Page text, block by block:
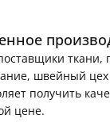
ткани,
швейный
получить
цене.